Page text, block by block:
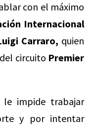
con el máximo
Internacional
Carraro, quien
circuito Premier
impide trabajar
y por intentar